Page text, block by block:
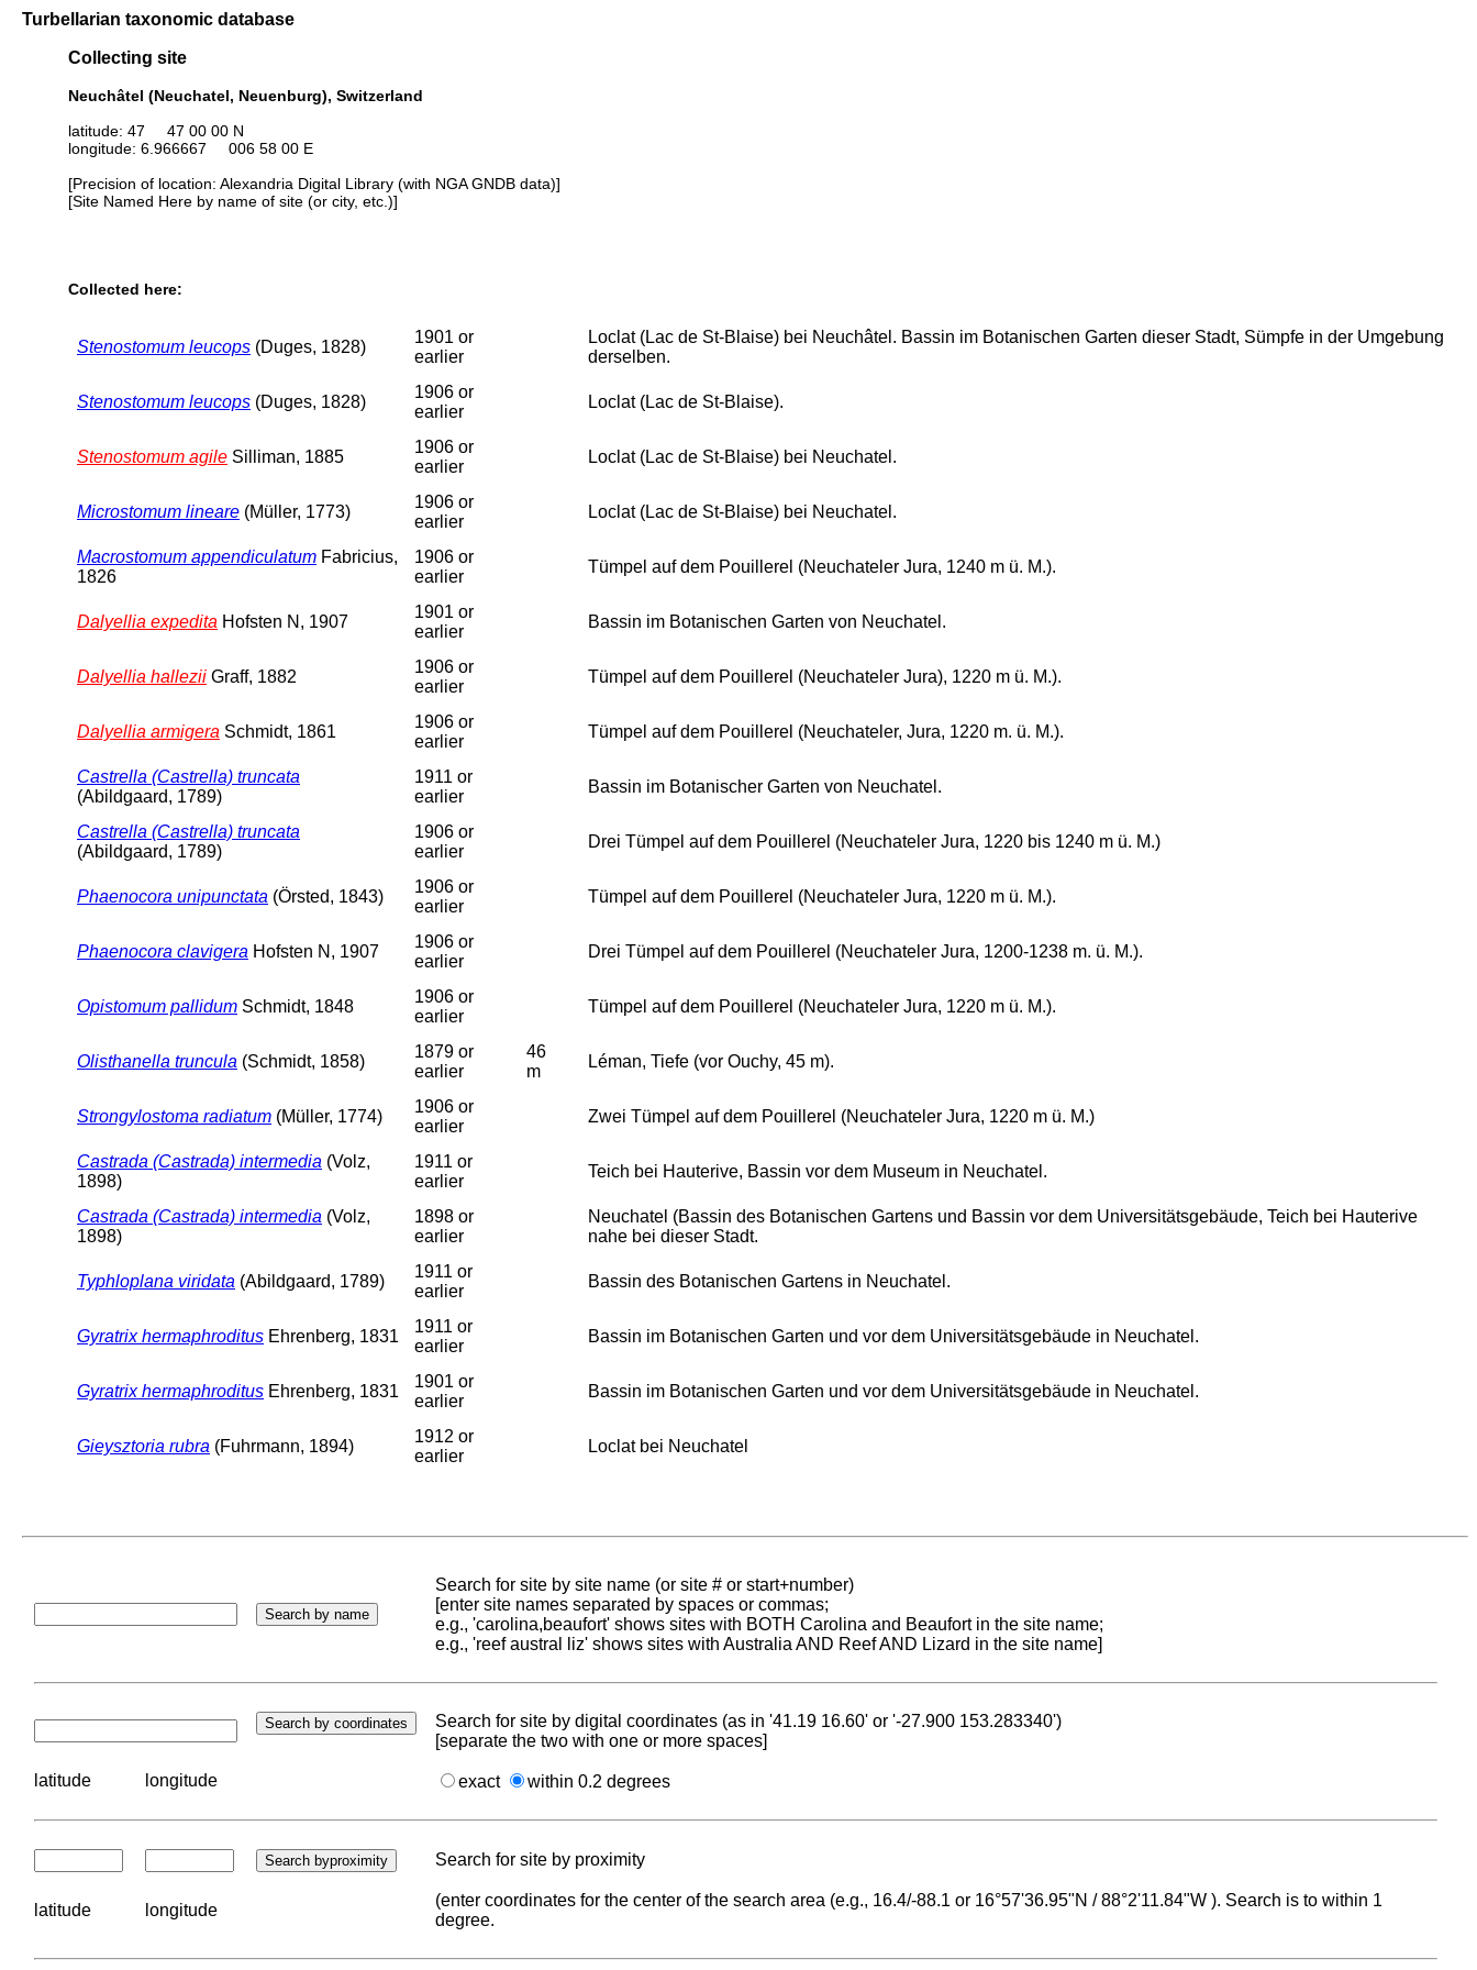
Turbellarian taxonomic database
Collecting site
Neuchâtel (Neuchatel, Neuenburg), Switzerland
latitude: 47 47 00 00 N
longitude: 6.966667 006 58 00 E
[Precision of location: Alexandria Digital Library (with NGA GNDB data)]
[Site Named Here by name of site (or city, etc.)]
Collected here:
Stenostomum leucops (Duges, 1828)
1901 or
earlier
Loclat (Lac de St-Blaise) bei Neuchâtel. Bassin im Botanischen Garten dieser Stadt, Sümpfe in der Umgebung
derselben.
Stenostomum leucops (Duges, 1828)
1906 or
earlier
Loclat (Lac de St-Blaise).
Stenostomum agile Silliman, 1885
1906 or
earlier
Loclat (Lac de St-Blaise) bei Neuchatel.
Microstomum lineare (Müller, 1773)
1906 or
earlier
Loclat (Lac de St-Blaise) bei Neuchatel.
Macrostomum appendiculatum Fabricius,
1826
1906 or
earlier
Tümpel auf dem Pouillerel (Neuchateler Jura, 1240 m ü. M.).
Dalyellia expedita Hofsten N, 1907
1901 or
earlier
Bassin im Botanischen Garten von Neuchatel.
Dalyellia hallezii Graff, 1882
1906 or
earlier
Tümpel auf dem Pouillerel (Neuchateler Jura), 1220 m ü. M.).
Dalyellia armigera Schmidt, 1861
1906 or
earlier
Tümpel auf dem Pouillerel (Neuchateler, Jura, 1220 m. ü. M.).
Castrella (Castrella) truncata
(Abildgaard, 1789)
1911 or
earlier
Bassin im Botanischer Garten von Neuchatel.
Castrella (Castrella) truncata
(Abildgaard, 1789)
1906 or
earlier
Drei Tümpel auf dem Pouillerel (Neuchateler Jura, 1220 bis 1240 m ü. M.)
Phaenocora unipunctata (Örsted, 1843)
1906 or
earlier
Tümpel auf dem Pouillerel (Neuchateler Jura, 1220 m ü. M.).
Phaenocora clavigera Hofsten N, 1907
1906 or
earlier
Drei Tümpel auf dem Pouillerel (Neuchateler Jura, 1200-1238 m. ü. M.).
Opistomum pallidum Schmidt, 1848
1906 or
earlier
Tümpel auf dem Pouillerel (Neuchateler Jura, 1220 m ü. M.).
Olisthanella truncula (Schmidt, 1858)
1879 or
earlier
46
m
Léman, Tiefe (vor Ouchy, 45 m).
Strongylostoma radiatum (Müller, 1774)
1906 or
earlier
Zwei Tümpel auf dem Pouillerel (Neuchateler Jura, 1220 m ü. M.)
Castrada (Castrada) intermedia (Volz,
1898)
1911 or
earlier
Teich bei Hauterive, Bassin vor dem Museum in Neuchatel.
Castrada (Castrada) intermedia (Volz,
1898)
1898 or
earlier
Neuchatel (Bassin des Botanischen Gartens und Bassin vor dem Universitätsgebäude, Teich bei Hauterive
nahe bei dieser Stadt.
Typhloplana viridata (Abildgaard, 1789)
1911 or
earlier
Bassin des Botanischen Gartens in Neuchatel.
Gyratrix hermaphroditus Ehrenberg, 1831
1911 or
earlier
Bassin im Botanischen Garten und vor dem Universitätsgebäude in Neuchatel.
Gyratrix hermaphroditus Ehrenberg, 1831
1901 or
earlier
Bassin im Botanischen Garten und vor dem Universitätsgebäude in Neuchatel.
Gieysztoria rubra (Fuhrmann, 1894)
1912 or
earlier
Loclat bei Neuchatel
Search for site by site name (or site # or start+number)
[enter site names separated by spaces or commas;
e.g., 'carolina,beaufort' shows sites with BOTH Carolina and Beaufort in the site name;
e.g., 'reef austral liz' shows sites with Australia AND Reef AND Lizard in the site name]
Search for site by digital coordinates (as in '41.19 16.60' or '-27.900 153.283340')
[separate the two with one or more spaces]
latitude longitude exact within 0.2 degrees
Search for site by proximity
latitude longitude
(enter coordinates for the center of the search area (e.g., 16.4/-88.1 or 16°57'36.95"N / 88°2'11.84"W ). Search is to within 1
degree.